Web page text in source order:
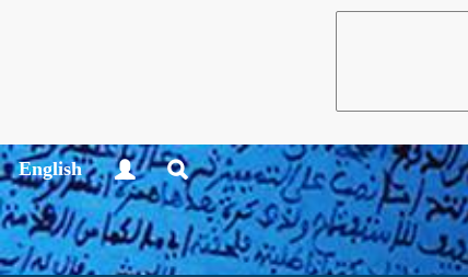
English